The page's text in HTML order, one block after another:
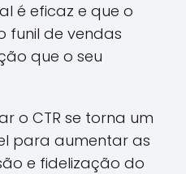
é eficaz e que o
funil de vendas
que o seu
o CTR se torna um
para aumentar as
e fidelização do